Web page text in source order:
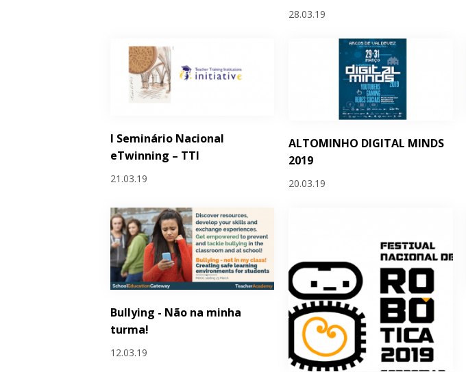
28.03.19
I Seminário Nacional
eTwinning – TTI
21.03.19
ALTOMINHO DIGITAL MINDS
2019
20.03.19
Bullying - Não na minha
turma!
12.03.19